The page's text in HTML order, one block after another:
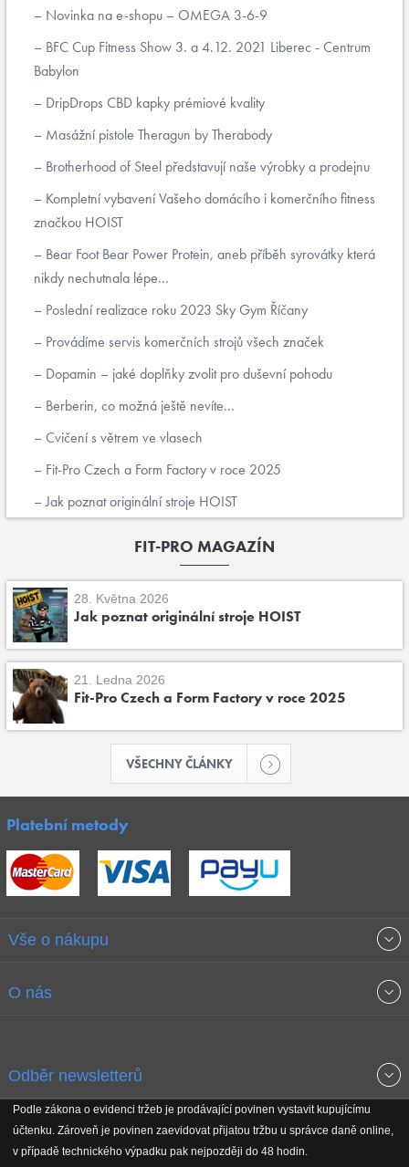
Novinka na e-shopu – OMEGA 3-6-9
BFC Cup Fitness Show 3. a 4.12. 2021 Liberec - Centrum
Babylon
DripDrops CBD kapky prémiové kvality
Masážní pistole Theragun by Therabody
Brotherhood of Steel představují naše výrobky a prodejnu
Kompletní vybavení Vašeho domácího i komerčního fitness
značkou HOIST
Bear Foot Bear Power Protein, aneb příběh syrovátky která
nikdy nechutnala lépe...
Poslední realizace roku 2023 Sky Gym Říčany
Provádíme servis komerčních strojů všech značek
Dopamin – jaké doplňky zvolit pro duševní pohodu
Berberin, co možná ještě nevíte...
Cvičení s větrem ve vlasech
Fit-Pro Czech a Form Factory v roce 2025
Jak poznat originální stroje HOIST
FIT-PRO MAGAZÍN
28. Května 2026
Jak poznat originální stroje HOIST
21. Ledna 2026
Fit-Pro Czech a Form Factory v roce 2025
VŠECHNY ČLÁNKY
Platební metody
Vše o nákupu
Obchodní podmínky
Reklamační řád
O nás
Koho podporujeme
Odběr newsletterů
Získejte přehled o novinkách, slevách, akčním zboží a upozornění
na nové články v magazínu!
Podle zákona o evidenci tržeb je prodávající povinen vystavit kupujícímu
účtenku. Zároveň je povinen zaevidovat přijatou tržbu u správce daně online,
v případě technického výpadku pak nejpozději do 48 hodin.